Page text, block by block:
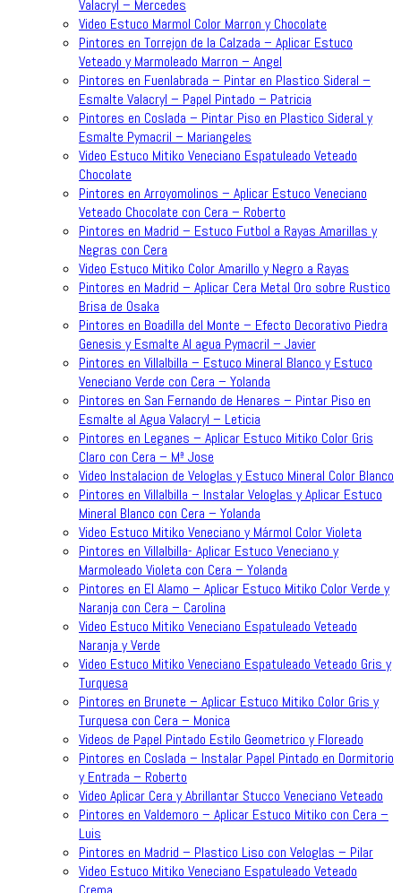
Valacryl – Mercedes
Video Estuco Marmol Color Marron y Chocolate
Pintores en Torrejon de la Calzada – Aplicar Estuco
Veteado y Marmoleado Marron – Angel
Pintores en Fuenlabrada – Pintar en Plastico Sideral –
Esmalte Valacryl – Papel Pintado – Patricia
Pintores en Coslada – Pintar Piso en Plastico Sideral y
Esmalte Pymacril – Mariangeles
Video Estuco Mitiko Veneciano Espatuleado Veteado
Chocolate
Pintores en Arroyomolinos – Aplicar Estuco Veneciano
Veteado Chocolate con Cera – Roberto
Pintores en Madrid – Estuco Futbol a Rayas Amarillas y
Negras con Cera
Video Estuco Mitiko Color Amarillo y Negro a Rayas
Pintores en Madrid – Aplicar Cera Metal Oro sobre Rustico
Brisa de Osaka
Pintores en Boadilla del Monte – Efecto Decorativo Piedra
Genesis y Esmalte Al agua Pymacril – Javier
Pintores en Villalbilla – Estuco Mineral Blanco y Estuco
Veneciano Verde con Cera – Yolanda
Pintores en San Fernando de Henares – Pintar Piso en
Esmalte al Agua Valacryl – Leticia
Pintores en Leganes – Aplicar Estuco Mitiko Color Gris
Claro con Cera – Mª Jose
Video Instalacion de Veloglas y Estuco Mineral Color Blanco
Pintores en Villalbilla – Instalar Veloglas y Aplicar Estuco
Mineral Blanco con Cera – Yolanda
Video Estuco Mitiko Veneciano y Mármol Color Violeta
Pintores en Villalbilla- Aplicar Estuco Veneciano y
Marmoleado Violeta con Cera – Yolanda
Pintores en El Alamo – Aplicar Estuco Mitiko Color Verde y
Naranja con Cera – Carolina
Video Estuco Mitiko Veneciano Espatuleado Veteado
Naranja y Verde
Video Estuco Mitiko Veneciano Espatuleado Veteado Gris y
Turquesa
Pintores en Brunete – Aplicar Estuco Mitiko Color Gris y
Turquesa con Cera – Monica
Videos de Papel Pintado Estilo Geometrico y Floreado
Pintores en Coslada – Instalar Papel Pintado en Dormitorio
y Entrada – Roberto
Video Aplicar Cera y Abrillantar Stucco Veneciano Veteado
Pintores en Valdemoro – Aplicar Estuco Mitiko con Cera –
Luis
Pintores en Madrid – Plastico Liso con Veloglas – Pilar
Video Estuco Mitiko Veneciano Espatuleado Veteado